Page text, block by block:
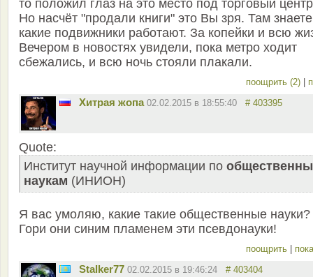
то положил глаз на это место под торговый
Но насчёт "продали книги" это Вы зря. Там
какие подвижники работают. За копейки и всю
Вечером в новостях увидели, пока метро ходит
сбежались, и всю ночь стояли плакали.
поощрить (2) |
Хитрая жопа 02.02.2015 в 18:55:40 # 403395
Quote:
Институт научной информации по
наукам (ИНИОН)
Я вас умоляю, какие такие общественные науки?
Гори они синим пламенем эти псевдонауки!
поощрить |
Stalker77 02.02.2015 в 19:46:24 # 403404